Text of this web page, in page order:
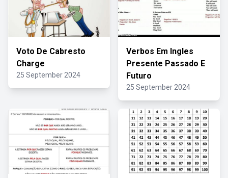
Voto De Cabresto
Charge
25 September 2024
Verbos Em Ingles
Presente Passado E
Futuro
25 September 2024